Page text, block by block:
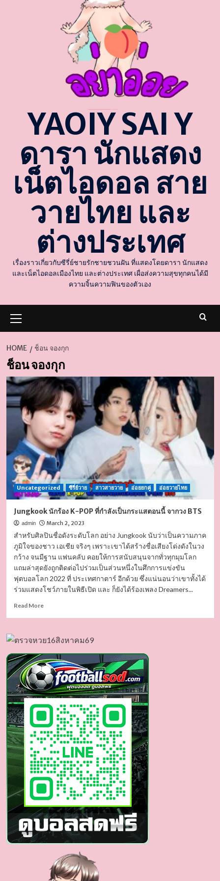
YAOIY SAI Y
ดารา นักแสดง
เน็ตไอดอล สาย
วายไทย และ
ต่างประเทศ
เรื่องราวเกี่ยวกับซีรี่ย์ชายรักชายชวนฝัน ที่แสดงโดยดารา นักแสดง
และเน็ตไอดอลเมืองไทย และต่างประเทศ เผื่อส่งความสุขทุกคนได้มี
ความจิ้นความฟินของตัวเอง
Menu
HOME ช็อน จองกุก
ช็อน จองกุก
Uncategorized ซีรี่ย์วาย สาวสายวาย อ่อยยกคู่ อ่อยวายไทย
Jungkook นักร้อง K-POP ที่กำลังเป็นกระแสตอนนี้ จากวง BTS
admin March 2, 2023
สำหรับศิลปินชื่อดังระดับโลก อย่าง Jungkook นับว่าเป็นความภาค
ภูมิใจของชาว เอเชีย จริงๆ เพราะเขาได้สร้างชื่อเสียงโด่งดังในวง
กว้าง จนมีฐาน แฟนคลับ คอยให้การสนับสนุนจากทั่วทุกมุมโลก
แถมล่าสุดยังถูกติดต่อไปร่วมเป็นส่วนหนึ่งในศึกการแข่งขัน
ฟุตบอลโลก 2022 ที่ ประเทศกาตาร์ อีกด้วย ซึ่งแน่นอนว่าเขาทั้งได้
ร่วมแสดงโชว์ภายในพิธีเปิด และ ก็ยังได้ร้องเพลง Dreamers...
Read MoreRead
นัก
K-
POP
ที่
กำลัง
เป็นก
ระ
แส
ตอน
นี้
จาก
BTS